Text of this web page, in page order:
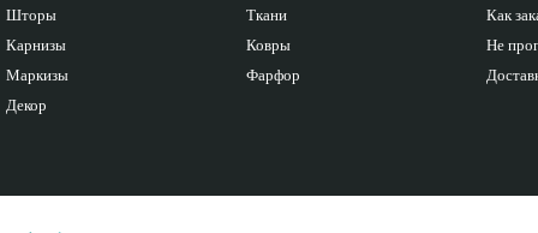
Шторы
Карнизы
Маркизы
Декор
Ткани
Ковры
Фарфор
Как
Не